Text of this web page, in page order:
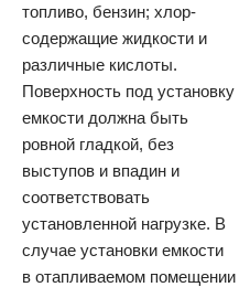
топливо, бензин; хлор-
содержащие жидкости и
различные кислоты.
Поверхность под установку
емкости должна быть
ровной гладкой, без
выступов и впадин и
соответствовать
установленной нагрузке. В
случае установки емкости
в отапливаемом помещении